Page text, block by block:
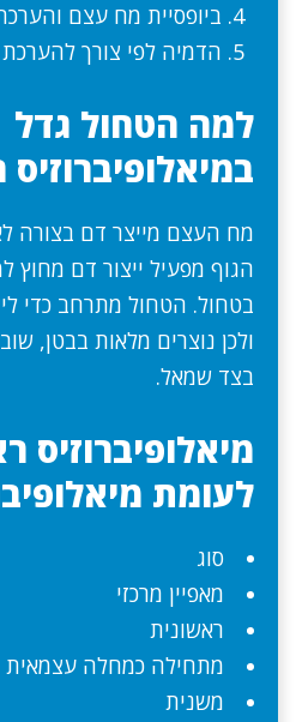
ביופסיית מח עצם
הדמיה לפי צורך
למה הטחול גדל
מח העצם מייצר דם בצורה
הגוף מפעיל ייצור דם
בטחול. הטחול מתרחב כדי
ולכן נוצרים מלאות בבטן,
בצד שמאל.
מיאלופיברוזיס
לעומת
סוג
מאפיין מרכזי
ראשונית
מתחילה כמחלה
משנית